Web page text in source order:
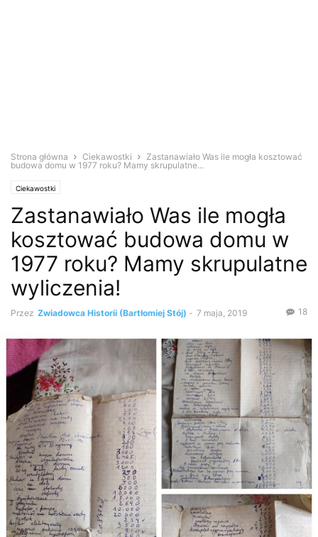
Strona główna Ciekawostki
Zastanawiało Was ile mogła kosztować
budowa domu w 1977 roku? Mamy skrupulatne...
Ciekawostki
Zastanawiało Was ile mogła
kosztować budowa domu w
1977 roku? Mamy skrupulatne
wyliczenia!
Przez Zwiadowca Historii (Bartłomiej Stój) - 7 maja, 2019 18